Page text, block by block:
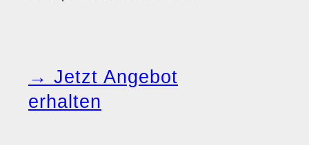
→ Jetzt Angebot
erhalten